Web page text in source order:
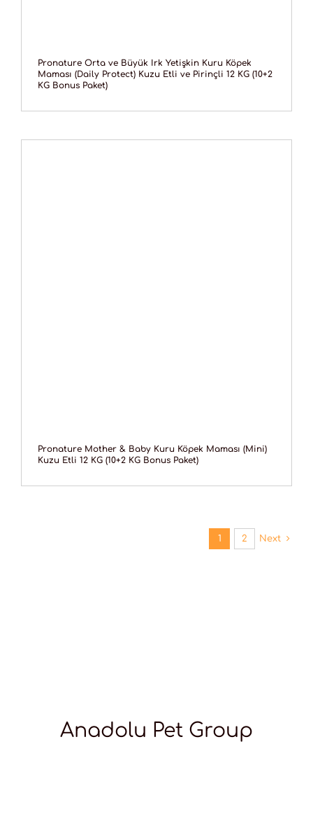
Pronature Orta ve Büyük Irk Yetişkin Kuru Köpek
Maması (Daily Protect) Kuzu Etli ve Pirinçli 12 KG (10+2
KG Bonus Paket)
Pronature Mother & Baby Kuru Köpek Maması (Mini)
Kuzu Etli 12 KG (10+2 KG Bonus Paket)
1 2 Next
Anadolu Pet Group